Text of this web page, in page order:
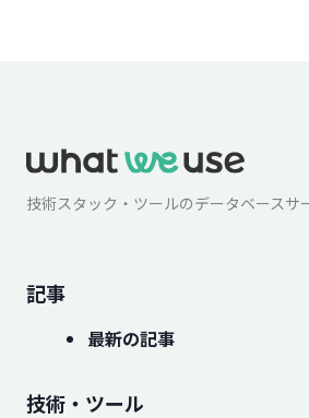
技術スタック・ツールのデータベースサ
記事
最新の記事
技術・ツール